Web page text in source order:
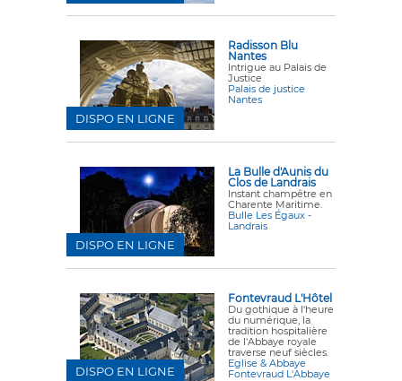
Radisson Blu
Nantes
Intrigue au Palais de
Justice
Palais de justice
Nantes
DISPO EN LIGNE
La Bulle d'Aunis du
Clos de Landrais
Instant champêtre en
Charente Maritime.
Bulle Les Égaux -
Landrais
DISPO EN LIGNE
Fontevraud L'Hôtel
Du gothique à l'heure
du numérique, la
tradition hospitalière
de l'Abbaye royale
traverse neuf siècles.
Eglise & Abbaye
Fontevraud L'Abbaye
DISPO EN LIGNE